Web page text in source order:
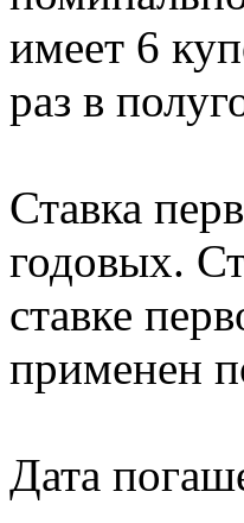
имеет 6
раз в
Ставка
годовых.
ставке
применен
Дата